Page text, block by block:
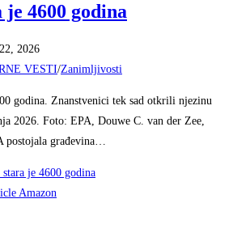
4600 godina
2026
VESTI/Zanimljivosti
godina. Znanstvenici tek sad otkrili njezinu
2026. Foto: EPA, Douwe C. van der Zee,
građevina…
je 4600 godina